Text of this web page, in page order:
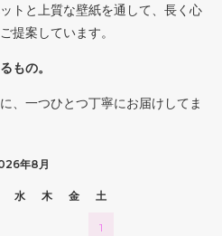
トと上質な壁紙を通して、長く心
提案しています。
もの。
、一つひとつ丁寧にお届けしてま
年8月
水 木 金 土
1